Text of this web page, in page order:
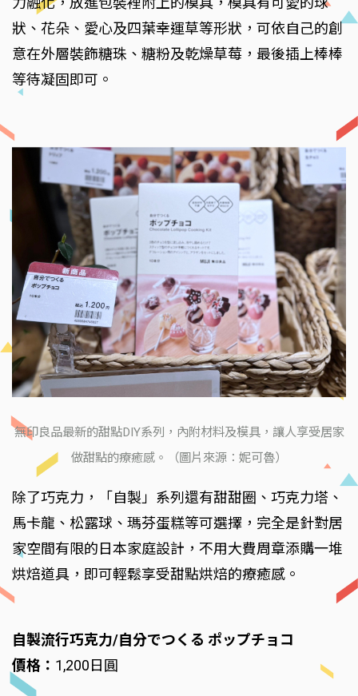
狀、花朵、愛心及四葉幸運草等形狀，可依自己的創
意在外層裝飾糖珠、糖粉及乾燥草莓，最後插上棒棒
等待凝固即可。
無印良品最新的甜點DIY系列，內附材料及模具，讓人享受居家
做甜點的療癒感。（圖片來源：妮可魯）
除了巧克力，「自製」系列還有甜甜圈、巧克力塔、
馬卡龍、松露球、瑪芬蛋糕等可選擇，完全是針對居
家空間有限的日本家庭設計，不用大費周章添購一堆
烘焙道具，即可輕鬆享受甜點烘焙的療癒感。
自製流行巧克力/自分でつくる ポップチョコ
價格： 1,200日圓